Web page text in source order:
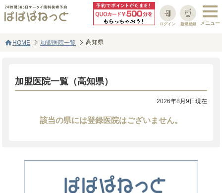
新規登録
ログイン
homeHOME 加盟医院一覧 高知県
加盟医院一覧（高知県）
2026年8月9日現在
該当の県には登録医院はございません。